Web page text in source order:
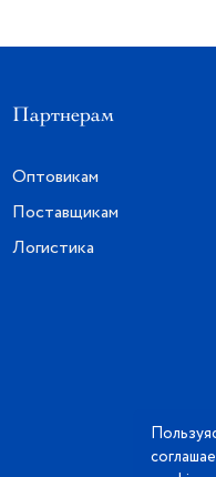
Партнерам
Оптовикам
Поставщикам
Логистика